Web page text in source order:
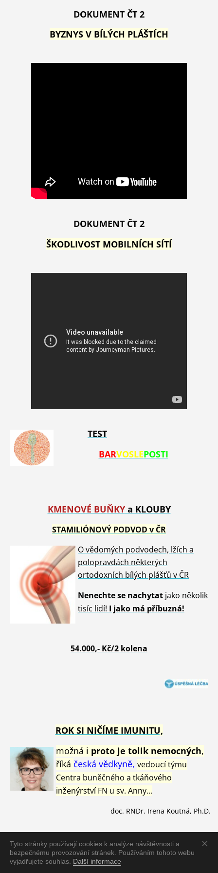
Tyto stránky používají cookies k analýze návštěvnosti a
bezpečnému provozování stránek. Používáním tohoto webu
vyjadřujete souhlas. Další informace
DOKUMENT ČT 2
BYZNYS V BÍLÝCH PLÁŠTÍCH
DOKUMENT ČT 2
ŠKODLIVOST MOBILNÍCH SÍTÍ
TEST
BARVOSLEPOSTI
KMENOVÉ BUŇKYa KLOUBY
STAMILIÓNOVÝ PODVOD v ČR
O vědomých podvodech, lžích a
polopravdách některých
ortodoxních bílých plášťů v ČR
Nenechte se nachytatjako několik
tisíc lidí! I jako má příbuzná!
54.000,- Kč/2 kolena
ROK SI NIČÍME IMUNITU,
možná i proto je tolik nemocných,
říká česká vědkyně, vedoucí týmu
Centra buněčného a tkáňového
inženýrství FN u sv. Anny...
doc. RNDr. Irena Koutná, Ph.D.
Aktualizovaný jmenný seznam